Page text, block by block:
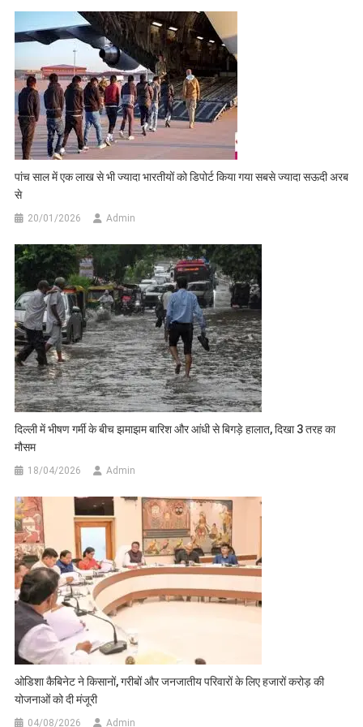
पांच साल में एक लाख से भी ज्यादा भारतीयों को डिपोर्ट किया गया सबसे ज्यादा सऊदी अरब
से
20/01/2026 Admin
दिल्ली में भीषण गर्मी के बीच झमाझम बारिश और आंधी से बिगड़े हालात, दिखा 3 तरह का
मौसम
18/04/2026 Admin
ओडिशा कैबिनेट ने किसानों, गरीबों और जनजातीय परिवारों के लिए हजारों करोड़ की
योजनाओं को दी मंजूरी
04/08/2026 Admin